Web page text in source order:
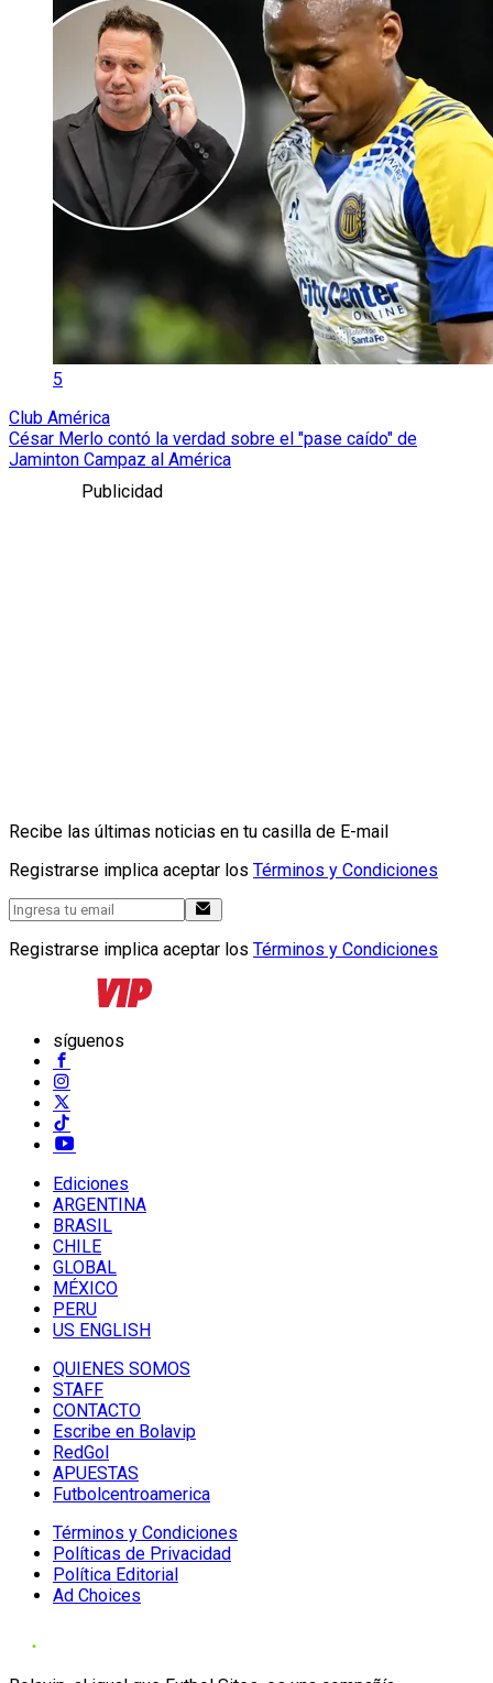
5
Club América
César Merlo contó la verdad sobre el "pase caído" de
Jaminton Campaz al América
Publicidad
Recibe las últimas noticias en tu casilla de E-mail
Registrarse implica aceptar los Términos y Condiciones
Registrarse implica aceptar los Términos y Condiciones
síguenos
Ediciones
ARGENTINA
BRASIL
CHILE
GLOBAL
MÉXICO
PERU
US ENGLISH
QUIENES SOMOS
STAFF
CONTACTO
Escribe en Bolavip
RedGol
APUESTAS
Futbolcentroamerica
Términos y Condiciones
Políticas de Privacidad
Política Editorial
Ad Choices